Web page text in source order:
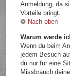
Anmeldung, da
Vorteile bringt.
Nach oben
Warum werde
Wenn du beim
jedem Besuch
du nur für eine
Missbrauch